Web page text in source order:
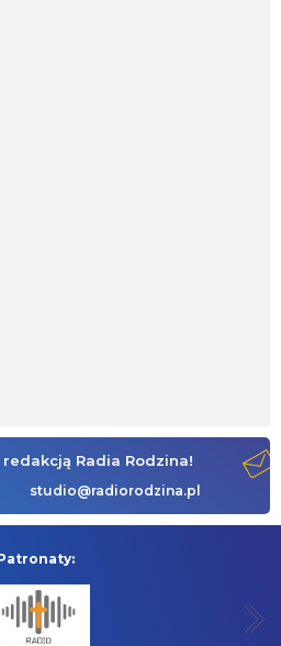
Radia Rodzina!
studio@radiorodzina.pl